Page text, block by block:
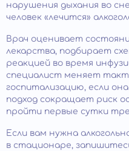
нарушения дыхания во
человек «лечится»
Врач оценивает
лекарства, подбирает
реакцией во время
специалист меняет
госпитализацию, если
подход сокращает риск
пройти первые сутки
Если вам нужна
в стационаре,